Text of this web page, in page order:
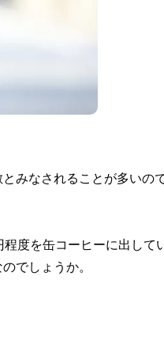
みなされることが多いの
度を缶コーヒーに出して
でしょうか。